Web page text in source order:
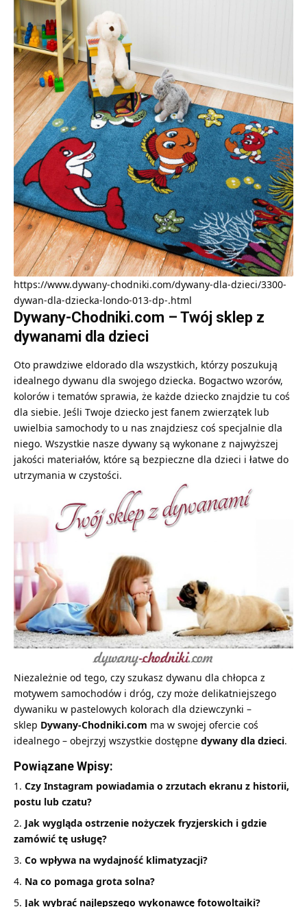
https://www.dywany-chodniki.com/dywany-dla-dzieci/3300-
dywan-dla-dziecka-londo-013-dp-.html
Dywany-Chodniki.com – Twój sklep z
dywanami dla dzieci
Oto prawdziwe eldorado dla wszystkich, którzy poszukują
idealnego dywanu dla swojego dziecka. Bogactwo wzorów,
kolorów i tematów sprawia, że każde dziecko znajdzie tu coś
dla siebie. Jeśli Twoje dziecko jest fanem zwierzątek lub
uwielbia samochody to u nas znajdziesz coś specjalnie dla
niego. Wszystkie nasze dywany są wykonane z najwyższej
jakości materiałów, które są bezpieczne dla dzieci i łatwe do
utrzymania w czystości.
Niezależnie od tego, czy szukasz dywanu dla chłopca z
motywem samochodów i dróg, czy może delikatniejszego
dywaniku w pastelowych kolorach dla dziewczynki –
sklep Dywany-Chodniki.com ma w swojej ofercie coś
idealnego – obejrzyj wszystkie dostępne dywany dla dzieci.
Powiązane Wpisy:
Czy Instagram powiadamia o zrzutach ekranu z historii,
postu lub czatu?
Jak wygląda ostrzenie nożyczek fryzjerskich i gdzie
zamówić tę usługę?
Co wpływa na wydajność klimatyzacji?
Na co pomaga grota solna?
Jak wybrać najlepszego wykonawcę fotowoltaiki?